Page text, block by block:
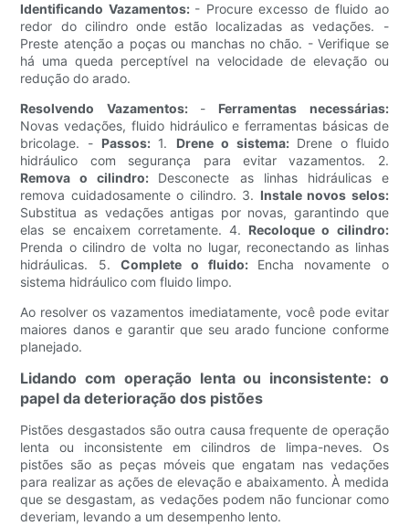
Identificando Vazamentos: - Procure excesso de fluido ao
redor do cilindro onde estão localizadas as vedações. -
Preste atenção a poças ou manchas no chão. - Verifique se
há uma queda perceptível na velocidade de elevação ou
redução do arado.
Resolvendo Vazamentos: - Ferramentas necessárias:
Novas vedações, fluido hidráulico e ferramentas básicas de
bricolage. - Passos: 1. Drene o sistema: Drene o fluido
hidráulico com segurança para evitar vazamentos. 2.
Remova o cilindro: Desconecte as linhas hidráulicas e
remova cuidadosamente o cilindro. 3. Instale novos selos:
Substitua as vedações antigas por novas, garantindo que
elas se encaixem corretamente. 4. Recoloque o cilindro:
Prenda o cilindro de volta no lugar, reconectando as linhas
hidráulicas. 5. Complete o fluido: Encha novamente o
sistema hidráulico com fluido limpo.
Ao resolver os vazamentos imediatamente, você pode evitar
maiores danos e garantir que seu arado funcione conforme
planejado.
Lidando com operação lenta ou inconsistente: o
papel da deterioração dos pistões
Pistões desgastados são outra causa frequente de operação
lenta ou inconsistente em cilindros de limpa-neves. Os
pistões são as peças móveis que engatam nas vedações
para realizar as ações de elevação e abaixamento. À medida
que se desgastam, as vedações podem não funcionar como
deveriam, levando a um desempenho lento.